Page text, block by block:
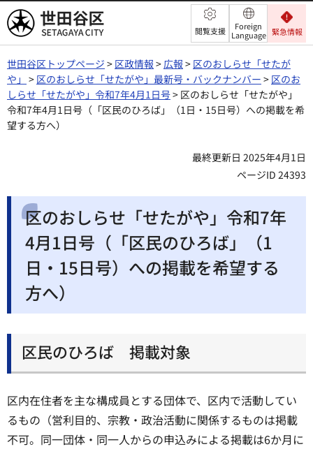
世田谷区 閲覧支援
Foreign
Language 緊急情報
世田谷区トップページ > 区政情報 >広報 > 区のおしらせ「せたが
や」 > 区のおしらせ「せたがや」最新号・バックナンバー > 区のお
しらせ「せたがや」令和7年4月1日号> 区のおしらせ「せたがや」
令和7年4月1日号（「区民のひろば」（1日・15日号）への掲載を希
望する方へ）
最終更新日 2025年4月1日
ページID 24393
区のおしらせ「せたがや」令和7年
4月1日号（「区民のひろば」（1
日・15日号）への掲載を希望する
方へ）
区民のひろば 掲載対象
区内在住者を主な構成員とする団体で、区内で活動してい
るもの（営利目的、宗教・政治活動に関係するものは掲載
不可。同一団体・同一人からの申込みによる掲載は6か月に